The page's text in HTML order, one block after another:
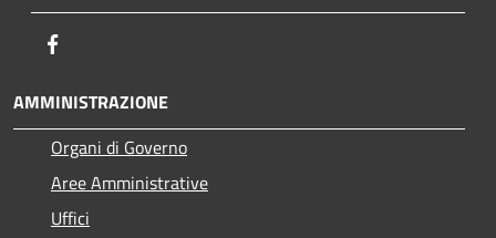
AMMINISTRAZIONE
Organi di Governo
Aree Amministrative
Uffici